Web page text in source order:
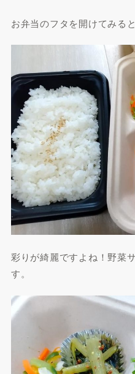
お弁当のフタを開けてみる
彩りが綺麗ですよね！野菜
す。